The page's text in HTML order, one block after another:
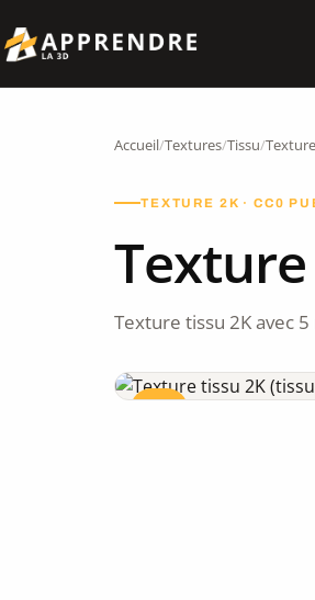
Accueil/Textures/Tissu/
TEXTURE 2K · CC0
Texture tissu 2K avec